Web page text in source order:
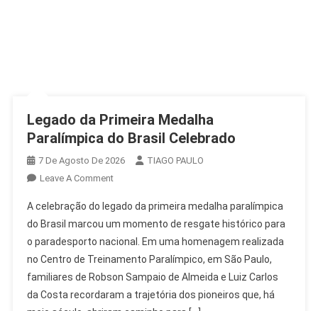
Legado da Primeira Medalha
Paralímpica do Brasil Celebrado
7 De Agosto De 2026
TIAGO PAULO
Leave A CommentOn
Da
Primeira
Medalha
Paralímpica
Do
Brasil
Celebrado
A celebração do legado da primeira medalha paralímpica
do Brasil marcou um momento de resgate histórico para
o paradesporto nacional. Em uma homenagem realizada
no Centro de Treinamento Paralímpico, em São Paulo,
familiares de Robson Sampaio de Almeida e Luiz Carlos
da Costa recordaram a trajetória dos pioneiros que, há